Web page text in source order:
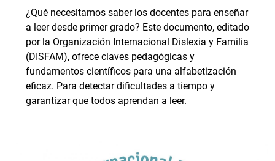
¿Qué necesitamos saber los docentes para enseñar
a leer desde primer grado? Este documento, editado
por la Organización Internacional Dislexia y Familia
(DISFAM), ofrece claves pedagógicas y
fundamentos científicos para una alfabetización
eficaz. Para detectar dificultades a tiempo y
garantizar que todos aprendan a leer.